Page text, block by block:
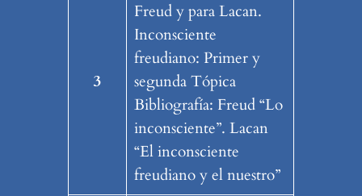
3
Freud y para Lacan.
Inconsciente
freudiano: Primer y
segunda Tópica
Bibliografía: Freud “Lo
inconsciente”. Lacan
“El inconsciente
freudiano y el nuestro”